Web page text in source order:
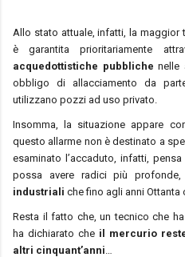
Allo stato attuale, infatti, la
è garantita prioritariamente
acquedottistiche pubbliche nelle
obbligo di allacciamento da
utilizzano pozzi ad uso privato.
Insomma, la situazione appare
questo allarme non è destinato a
esaminato l’accaduto, infatti,
possa avere radici più
industriali che fino agli anni Ottanta
Resta il fatto che, un tecnico che ha
ha dichiarato che il mercurio
altri cinquant’anni